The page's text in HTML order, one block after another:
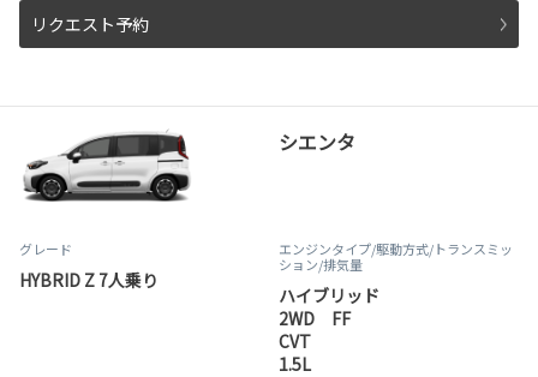
リクエスト予約
シエンタ
グレード
HYBRID Z 7人乗り
エンジンタイプ/駆動方式/トランスミッ
ション/排気量
ハイブリッド
2WD FF
CVT
1.5L